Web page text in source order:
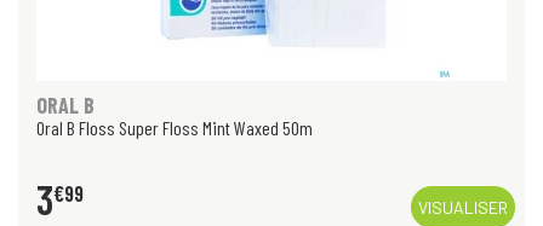
ORAL B
Oral B Floss Super Floss Mint Waxed 50m
3€99
VISUALISER